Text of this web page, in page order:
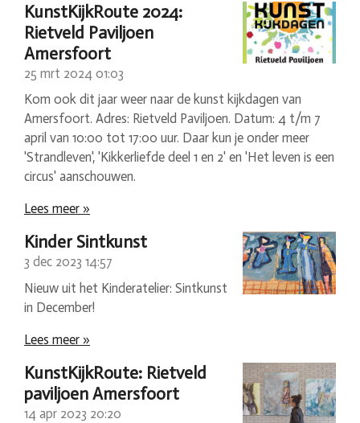
KunstKijkRoute 2024:
Rietveld Paviljoen
Amersfoort
25 mrt 2024 01:03
Kom ook dit jaar weer naar de kunst kijkdagen van
Amersfoort. Adres: Rietveld Paviljoen. Datum: 4 t/m 7
april van 10:00 tot 17:00 uur. Daar kun je onder meer
'Strandleven', 'Kikkerliefde deel 1 en 2' en 'Het leven is een
circus' aanschouwen.
Lees meer »
Kinder Sintkunst
3 dec 2023 14:57
Nieuw uit het Kinderatelier: Sintkunst
in December!
Lees meer »
KunstKijkRoute: Rietveld
paviljoen Amersfoort
14 apr 2023 20:20